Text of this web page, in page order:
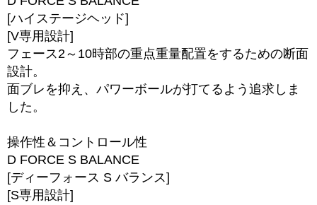
[ハイステージヘッド]
[V専用設計]
フェース2～10時部の重点重量配置をするための断面
設計。
面ブレを抑え、パワーボールが打てるよう追求しま
した。
操作性＆コントロール性
D FORCE S BALANCE
[ディーフォース S バランス]
[S専用設計]